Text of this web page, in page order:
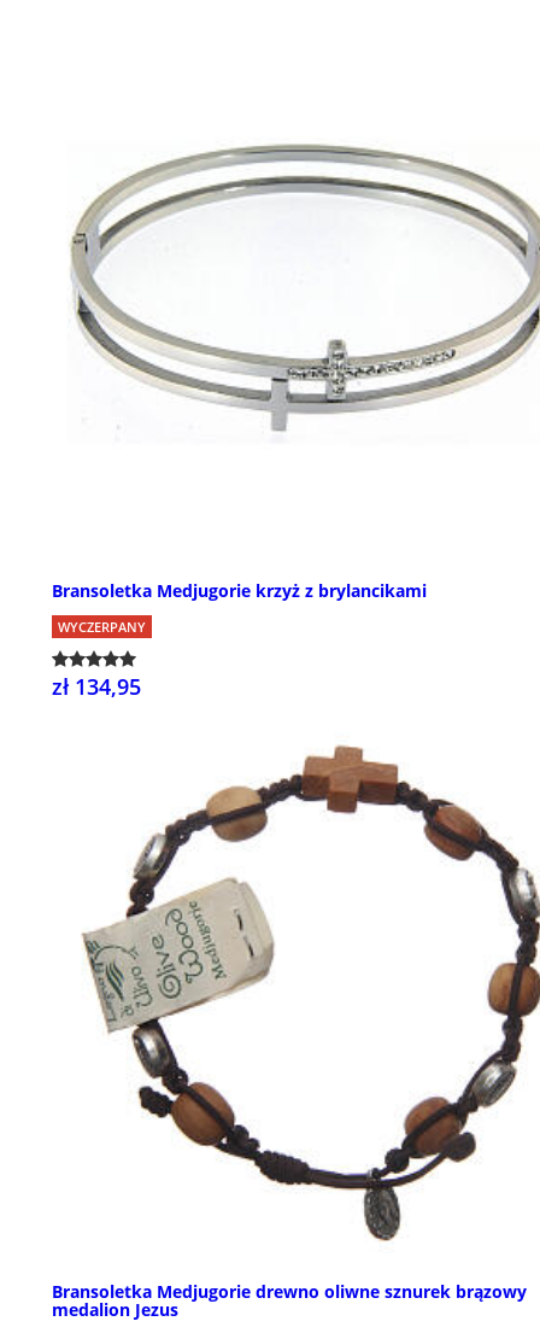
Bransoletka Medjugorie krzyż z brylancikami
WYCZERPANY
zł 134,95
Bransoletka Medjugorie drewno oliwne sznurek brązowy
medalion Jezus